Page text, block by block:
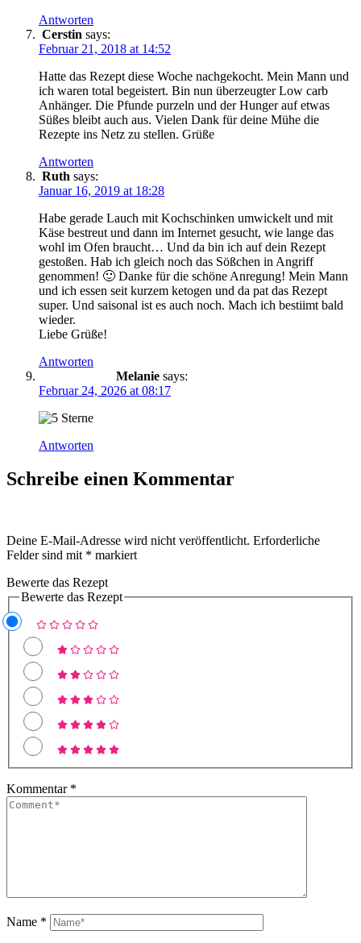
Antworten
Cerstin says:
Februar 21, 2018 at 14:52
Hatte das Rezept diese Woche nachgekocht. Mein Mann und
ich waren total begeistert. Bin nun überzeugter Low carb
Anhänger. Die Pfunde purzeln und der Hunger auf etwas
Süßes bleibt auch aus. Vielen Dank für deine Mühe die
Rezepte ins Netz zu stellen. Grüße
Antworten
Ruth says:
Januar 16, 2019 at 18:28
Habe gerade Lauch mit Kochschinken umwickelt und mit
Käse bestreut und dann im Internet gesucht, wie lange das
wohl im Ofen braucht… Und da bin ich auf dein Rezept
gestoßen. Hab ich gleich noch das Sößchen in Angriff
genommen! 🙂 Danke für die schöne Anregung! Mein Mann
und ich essen seit kurzem ketogen und da pat das Rezept
super. Und saisonal ist es auch noch. Mach ich bestiimt bald
wieder.
Liebe Grüße!
Antworten
Melanie says:
Februar 24, 2026 at 08:17
Antworten
Schreibe einen Kommentar
Deine E-Mail-Adresse wird nicht veröffentlicht. Erforderliche
Felder sind mit * markiert
Bewerte das Rezept
Bewerte das Rezept
Kommentar *
Name *